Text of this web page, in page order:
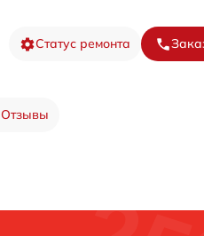
Статус ремонта
Отзывы